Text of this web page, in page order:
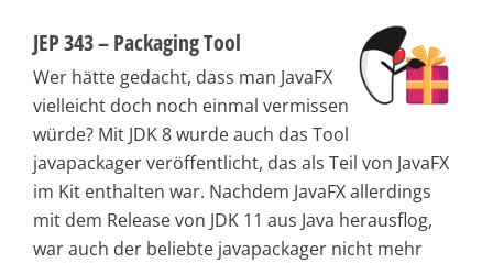
JEP 343 – Packaging Tool
Wer hätte gedacht, dass man JavaFX
vielleicht doch noch einmal vermissen
würde? Mit JDK 8 wurde auch das Tool
javapackager veröffentlicht, das als Teil von JavaFX
im Kit enthalten war. Nachdem JavaFX allerdings
mit dem Release von JDK 11 aus Java herausflog,
war auch der beliebte javapackager nicht mehr